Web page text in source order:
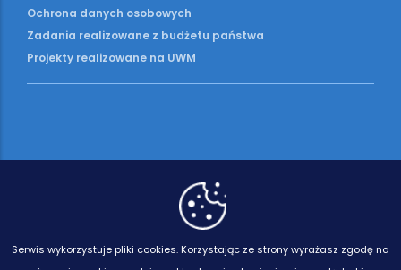
Ochrona danych osobowych
Zadania realizowane z budżetu państwa
Projekty realizowane na UWM
Serwis wykorzystuje pliki cookies. Korzystając ze strony wyrażasz zgodę na